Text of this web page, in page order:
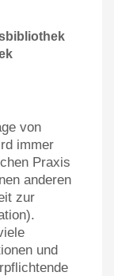
von
immer
Praxis
anderen
zur
und